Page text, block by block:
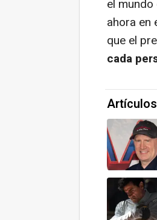
el mundo
ahora en
que el
cada